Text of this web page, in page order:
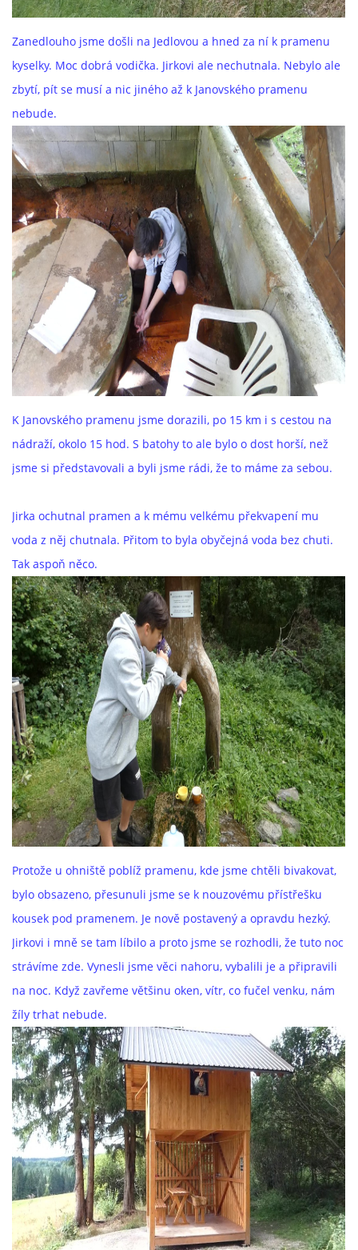
Zanedlouho jsme došli na Jedlovou a hned za ní k pramenu
kyselky. Moc dobrá vodička. Jirkovi ale nechutnala. Nebylo ale
zbytí, pít se musí a nic jiného až k Janovského pramenu
nebude.
K Janovského pramenu jsme dorazili, po 15 km i s cestou na
nádraží, okolo 15 hod. S batohy to ale bylo o dost horší, než
jsme si představovali a byli jsme rádi, že to máme za sebou.
Jirka ochutnal pramen a k mému velkému překvapení mu
voda z něj chutnala. Přitom to byla obyčejná voda bez chuti.
Tak aspoň něco.
Protože u ohniště poblíž pramenu, kde jsme chtěli bivakovat,
bylo obsazeno, přesunuli jsme se k nouzovému přístřešku
kousek pod pramenem. Je nově postavený a opravdu hezký.
Jirkovi i mně se tam líbilo a proto jsme se rozhodli, že tuto noc
strávíme zde. Vynesli jsme věci nahoru, vybalili je a připravili
na noc. Když zavřeme většinu oken, vítr, co fučel venku, nám
žíly trhat nebude.